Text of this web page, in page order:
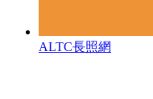
ALTC長照網